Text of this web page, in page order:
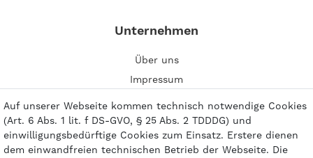
Unternehmen
Über uns
Impressum
Auf unserer Webseite kommen technisch notwendige Cookies
(Art. 6 Abs. 1 lit. f DS-GVO, § 25 Abs. 2 TDDDG) und
einwilligungsbedürftige Cookies zum Einsatz. Erstere dienen
dem einwandfreien technischen Betrieb der Webseite. Die